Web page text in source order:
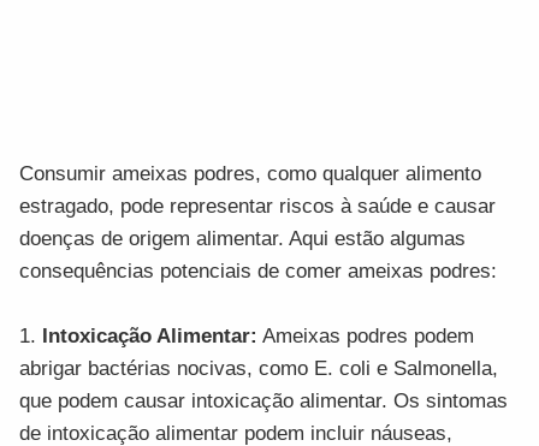
Consumir ameixas podres, como qualquer alimento
estragado, pode representar riscos à saúde e causar
doenças de origem alimentar. Aqui estão algumas
consequências potenciais de comer ameixas podres:
1. Intoxicação Alimentar: Ameixas podres podem
abrigar bactérias nocivas, como E. coli e Salmonella,
que podem causar intoxicação alimentar. Os sintomas
de intoxicação alimentar podem incluir náuseas,